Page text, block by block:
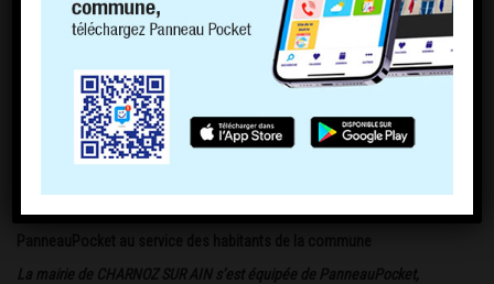
PanneauPocket au service des habitants de la commune
La mairie de CHARNOZ SUR AIN s’est équipée de PanneauPocket,